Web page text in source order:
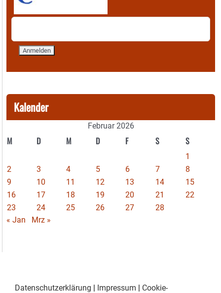
Kalender
Februar 2026
M D M D F S S
1
2
3 4 5 6 7
8
9
10 11 12 13 14
15
16
17 18 19 20 21
22
23
24 25 26 27
28
« Jan
Mrz »
Datenschutzerklärung Impressum Cookie-